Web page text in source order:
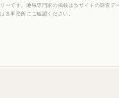
リーです。地域専門家の掲載は当サイトの調査デ
は各事務所にご確認ください。